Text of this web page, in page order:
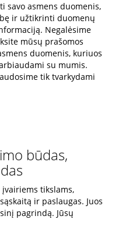
savo asmens duomenis,
ir užtikrinti duomenų
Negalėsime
mūsų prašomos
duomenis, kuriuos
su mumis.
tik tvarkydami
būdas,
tikslams,
ir paslaugas. Juos
pagrindą. Jūsų